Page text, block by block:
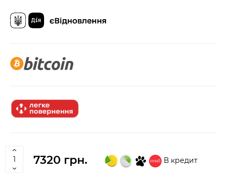
7320 грн. В кредит